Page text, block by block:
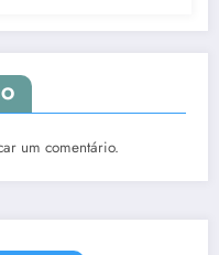
um comentário.